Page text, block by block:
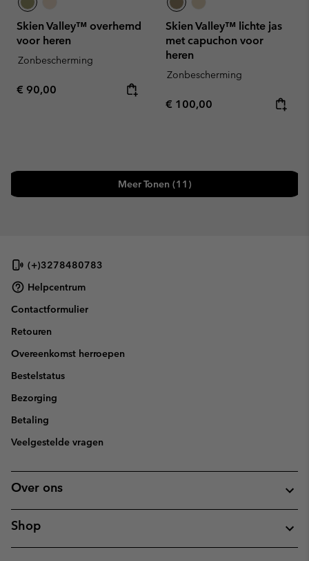
Skien Valley™ overhemd
voor heren
Zonbescherming
Regular price:
€ 90,00
Skien Valley™ lichte jas
met capuchon voor
heren
Zonbescherming
Regular price:
€ 100,00
Meer Tonen (11)
(+)3278480783
Helpcentrum
Contactformulier
Retouren
Overeenkomst herroepen
Bestelstatus
Bezorging
Betaling
Veelgestelde vragen
Over ons
Shop